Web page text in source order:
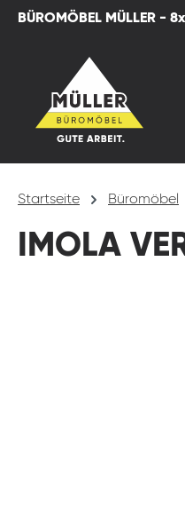
Zur
BÜROMÖBEL MÜLLER -
Startseite Büromöbel
IMOLA